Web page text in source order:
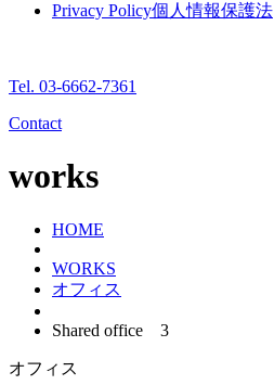
Privacy Policy個人情報保護法
Tel. 03-6662-7361
Contact
works
HOME
WORKS
オフィス
Shared office 3
オフィス